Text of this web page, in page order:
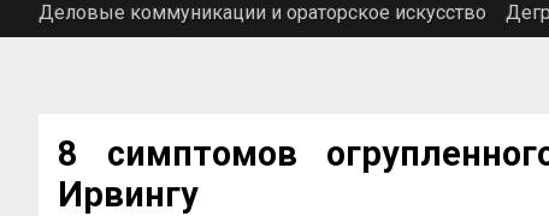
Деловые коммуникации и ораторское искусство
8 симптомов
Ирвингу